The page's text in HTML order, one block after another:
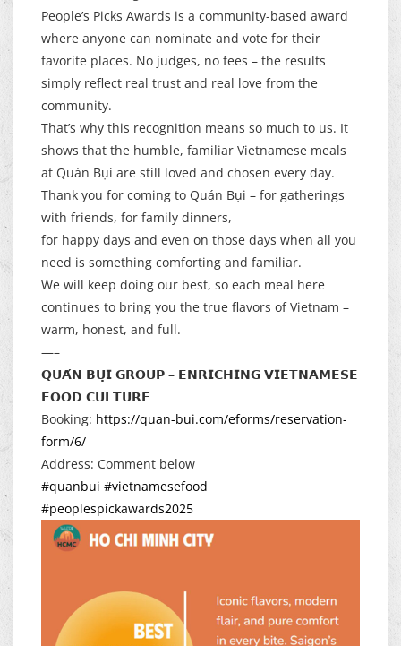
People’s Picks Awards is a community-based award
where anyone can nominate and vote for their
favorite places. No judges, no fees – the results
simply reflect real trust and real love from the
community.
That’s why this recognition means so much to us. It
shows that the humble, familiar Vietnamese meals
at Quán Bụi are still loved and chosen every day.
Thank you for coming to Quán Bụi – for gatherings
with friends, for family dinners,
for happy days and even on those days when all you
need is something comforting and familiar.
We will keep doing our best, so each meal here
continues to bring you the true flavors of Vietnam –
warm, honest, and full.
—–
𝗤𝗨𝗔́𝗡 𝗕𝗨̣𝗜 𝗚𝗥𝗢𝗨𝗣 – 𝗘𝗡𝗥𝗜𝗖𝗛𝗜𝗡𝗚 𝗩𝗜𝗘𝗧𝗡𝗔𝗠𝗘𝗦𝗘
𝗙𝗢𝗢𝗗 𝗖𝗨𝗟𝗧𝗨𝗥𝗘
Booking: https://quan-bui.com/eforms/reservation-
form/6/
Address: Comment below
#quanbui #vietnamesefood
#peoplespickawards2025